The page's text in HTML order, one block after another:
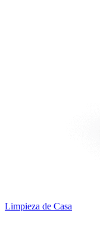
Limpieza de Casa